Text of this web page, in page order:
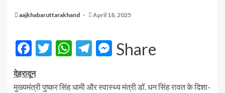
aajkhabaruttarakhand April 18, 2025
Facebook
Twitter
WhatsApp
Telegram
Messenger
Share
देहरादून
मुख्यमंत्री पुष्कर सिंह धामी और स्वास्थ्य मंत्री डॉ. धन सिंह रावत के दिशा-